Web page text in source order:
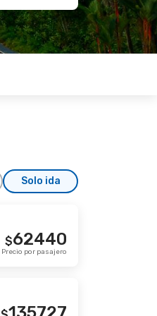
Solo ida
62440
$
Precio por pasajero